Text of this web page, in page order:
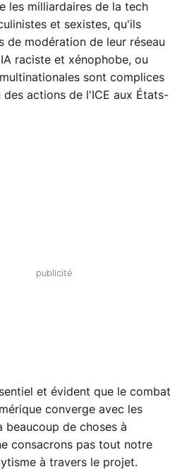
les milliardaires de la tech
et sexistes, qu'ils
de modération de leur réseau
raciste et xénophobe, ou
sont complices
actions de l'ICE aux États-
et évident que le combat
converge avec les
de choses à
consacrons pas tout notre
à travers le projet.